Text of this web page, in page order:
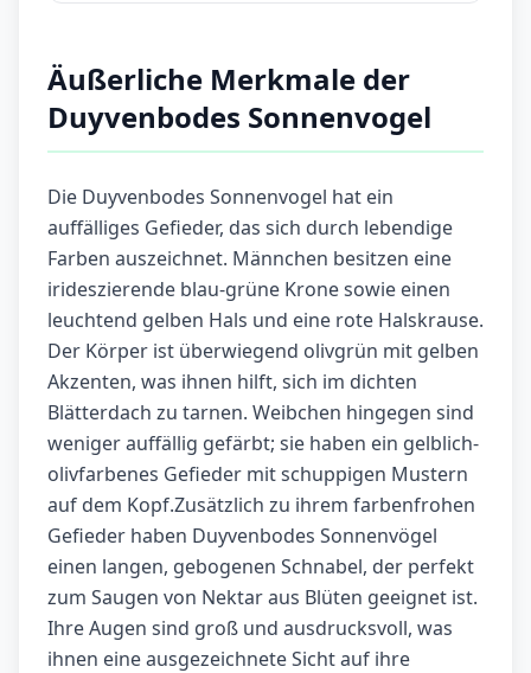
Äußerliche Merkmale der
Duyvenbodes Sonnenvogel
Die Duyvenbodes Sonnenvogel hat ein
auffälliges Gefieder, das sich durch lebendige
Farben auszeichnet. Männchen besitzen eine
irideszierende blau-grüne Krone sowie einen
leuchtend gelben Hals und eine rote Halskrause.
Der Körper ist überwiegend olivgrün mit gelben
Akzenten, was ihnen hilft, sich im dichten
Blätterdach zu tarnen. Weibchen hingegen sind
weniger auffällig gefärbt; sie haben ein gelblich-
olivfarbenes Gefieder mit schuppigen Mustern
auf dem Kopf.Zusätzlich zu ihrem farbenfrohen
Gefieder haben Duyvenbodes Sonnenvögel
einen langen, gebogenen Schnabel, der perfekt
zum Saugen von Nektar aus Blüten geeignet ist.
Ihre Augen sind groß und ausdrucksvoll, was
ihnen eine ausgezeichnete Sicht auf ihre